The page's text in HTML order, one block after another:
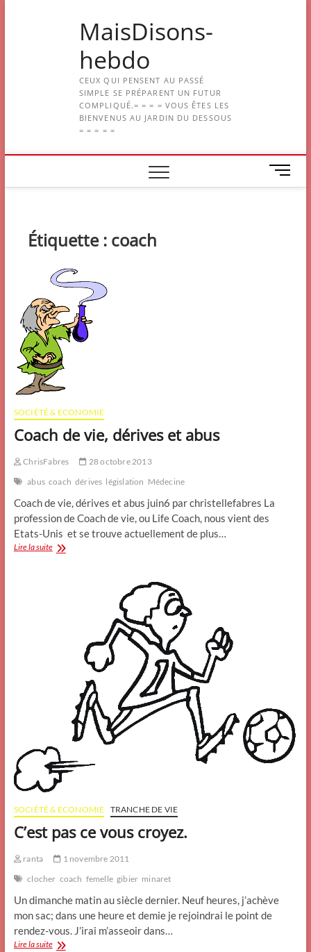
MaisDisons-
hebdo
CEUX QUI PENSENT AU PASSÉ
SIMPLE SE PRÉPARENT UN FUTUR
COMPLIQUÉ.= = = = VOUS ÊTES LES
BIENVENUS AU JARDIN DU DESSOUS
= = = = =
M
e
Étiquette : coach
SOCIÉTÉ & ECONOMIE
Coach de vie, dérives et abus
ChrisFabres
28 octobre 2013
abus coach dérives législation Médecine
Coach de vie, dérives et abus juin6 par christellefabres La
profession de Coach de vie, ou Life Coach, nous vient des
Etats-Unis et se trouve actuellement de plus…
Lire la suiteCoach
SOCIÉTÉ & ECONOMIE TRANCHE DE VIE
C’est pas ce vous croyez.
ranta
1 novembre 2011
clocher coach femelle gibier minaret
Un dimanche matin au siècle dernier. Neuf heures, j’achève
mon sac; dans une heure et demie je rejoindrai le point de
rendez-vous. J’irai m’asseoir dans…
Lire la suiteC’est